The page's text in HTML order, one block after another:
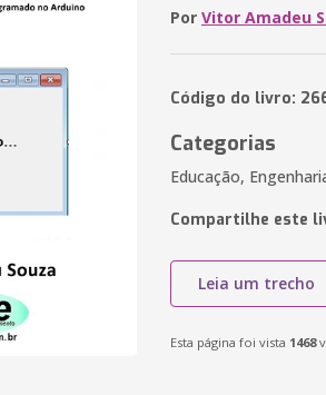
Por Vitor Amadeu
Código do livro:
Categorias
Educação,
Compartilhe este
Leia um trecho
Esta página foi vista 1468